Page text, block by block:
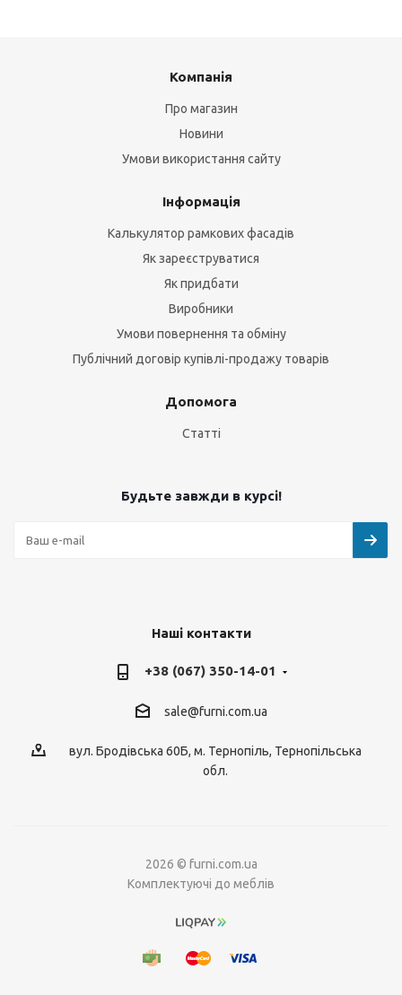
Компанія
Про магазин
Новини
Умови використання сайту
Інформація
Калькулятор рамкових фасадів
Як зареєструватися
Як придбати
Виробники
Умови повернення та обміну
Публічний договір купівлі-продажу товарів
Допомога
Статті
Будьте завжди в курсі!
Наші контакти
+38 (067) 350-14-01
sale@furni.com.ua
вул. Бродівська 60Б, м. Тернопіль, Тернопільська
обл.
2026 © furni.com.ua
Комплектуючі до меблів